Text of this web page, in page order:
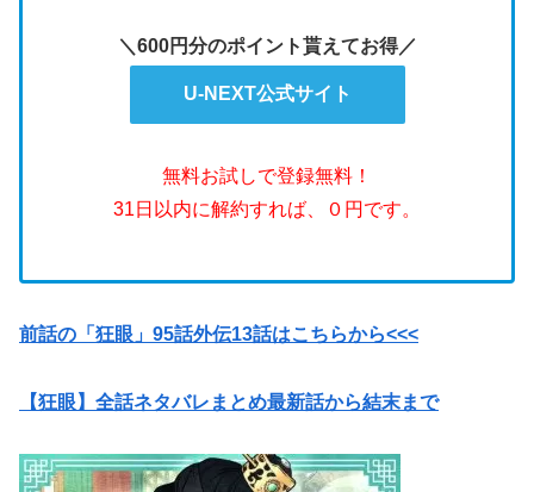
＼600円分のポイント貰えてお得／
U-NEXT公式サイト
無料お試しで登録無料！
31日以内に解約すれば、０円です。
前話の「狂眼」95話外伝13話はこちらから<<<
【狂眼】全話ネタバレまとめ最新話から結末まで